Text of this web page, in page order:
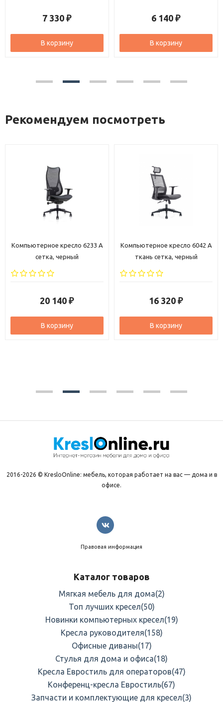
7 330 ₽
В корзину
6 140 ₽
В корзину
Рекомендуем посмотреть
Компьютерное кресло 6233 A
сетка, черный
20 140 ₽
В корзину
Компьютерное кресло 6042 A
ткань сетка, черный
16 320 ₽
В корзину
2016-2026 © KresloOnline: мебель, которая работает на вас — дома и в
офисе.
Правовая информация
Каталог товаров
Мягкая мебель для дома(2)
Топ лучших кресел(50)
Новинки компьютерных кресел(19)
Кресла руководителя(158)
Офисные диваны(17)
Стулья для дома и офиса(18)
Кресла Евростиль для операторов(47)
Конференц-кресла Евростиль(67)
Запчасти и комплектующие для кресел(3)